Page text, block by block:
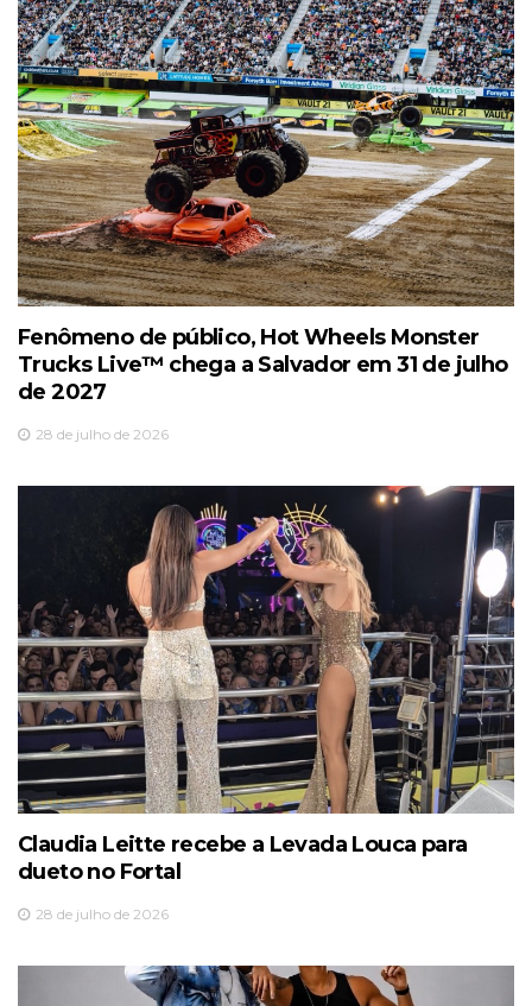
Fenômeno de público, Hot Wheels Monster
Trucks Live™️ chega a Salvador em 31 de julho
de 2027
28 de julho de 2026
Claudia Leitte recebe a Levada Louca para
dueto no Fortal
28 de julho de 2026